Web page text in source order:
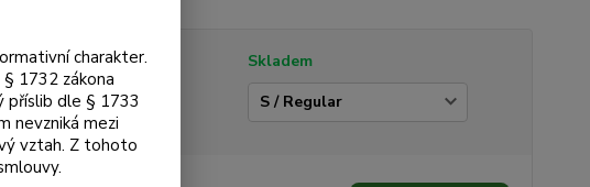
Dostupnost
Skladem
Velikost
charakter.
1732 zákona
příslib dle § 1733
nevzniká mezi
vztah. Z tohoto